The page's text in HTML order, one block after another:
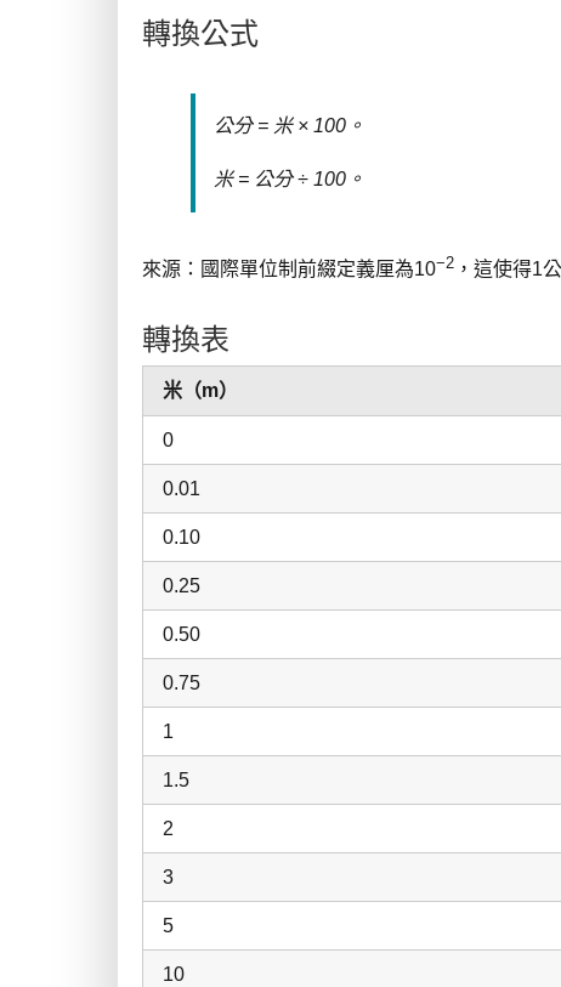
轉換公式
公分 = 米 × 100。
米 = 公分 ÷ 100。
來源：國際單位制前綴定義厘為10−2 ，這使得1
轉換表
米（m）
0
0.01
0.10
0.25
0.50
0.75
1
1.5
2
3
5
10